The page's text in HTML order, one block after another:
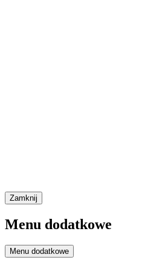
Zamknij
Menu dodatkowe
Menu dodatkowe